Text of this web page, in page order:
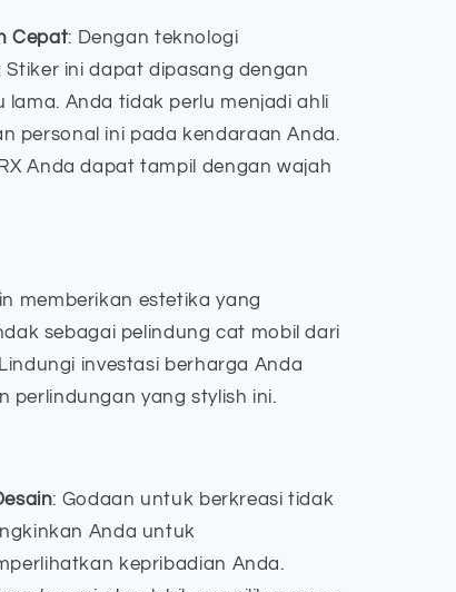
Cepat: Dengan teknologi
ini dapat dipasang dengan
Anda tidak perlu menjadi ahli
personal ini pada kendaraan Anda.
Anda dapat tampil dengan wajah
memberikan estetika yang
sebagai pelindung cat mobil dari
investasi berharga Anda
perlindungan yang stylish ini.
: Godaan untuk berkreasi tidak
Anda untuk
kepribadian Anda.